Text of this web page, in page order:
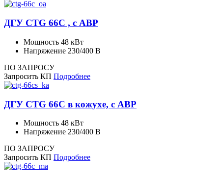
ДГУ CTG 66C , с АВР
Мощность 48 кВт
Напряжение 230/400 В
ПО ЗАПРОСУ
Запросить КП Подробнее
ДГУ CTG 66C в кожухе, с АВР
Мощность 48 кВт
Напряжение 230/400 В
ПО ЗАПРОСУ
Запросить КП Подробнее